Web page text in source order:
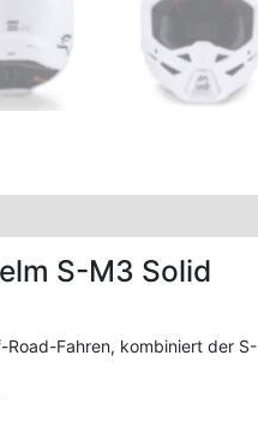
S-M3 Solid
Fahren, kombiniert der